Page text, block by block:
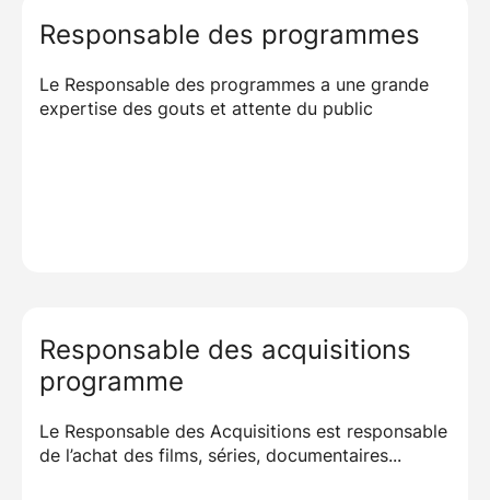
Responsable des programmes
Le Responsable des programmes a une grande
expertise des gouts et attente du public
Responsable des acquisitions
programme
Le Responsable des Acquisitions est responsable
de l’achat des films, séries, documentaires...